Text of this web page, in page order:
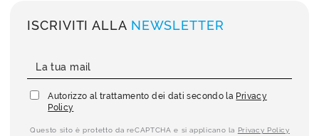
ISCRIVITI ALLA NEWSLETTER
Autorizzo al trattamento dei dati secondo la Privacy
Policy
Questo sito è protetto da reCAPTCHA e si applicano la Privacy Policy